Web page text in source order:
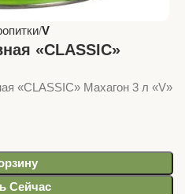
V
«CLASSIC»
«CLASSIC» Махагон 3 л «V»
Сейчас